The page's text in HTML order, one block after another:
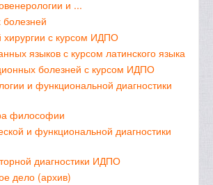
и ...
болезней
хирургии с курсом ИДПО
языков с курсом латинского языка
болезней с курсом ИДПО
и функциональной диагностики
философии
и функциональной диагностики
диагностики ИДПО
дело (архив)